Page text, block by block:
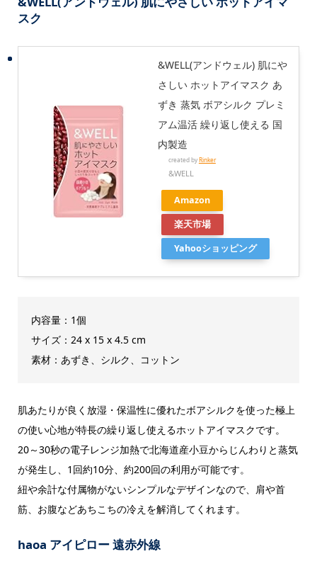
スク
&WELL(アンドウェル) 肌にや
さしい ホットアイマスク あ
ずき 蒸気 ボアシルク プレミ
アム温活 繰り返し使える 国
内製造
created byRinker
&WELL
Amazon
楽天市場
Yahooショッピング
内容量：1個
サイズ：24 x 15 x 4.5 cm
素材：あずき、シルク、コットン
肌あたりが良く放湿・保温性に優れたボアシルクを使った極上
の使い心地が特長の繰り返し使えるホットアイマスクです。
20～30秒の電子レンジ加熱で北海道産小豆からじんわりと蒸気
が発生し、1回約10分、約200回の利用が可能です。
紐や余計な付属物がないシンプルなデザインなので、肩や首
筋、お腹などあちこちの冷えを解消してくれます。
haoa アイピロー 遠赤外線